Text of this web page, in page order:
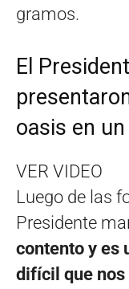
gramos.
El
oasis en
VER VIDEO
Luego de las
Presidente
contento y es
difícil que nos